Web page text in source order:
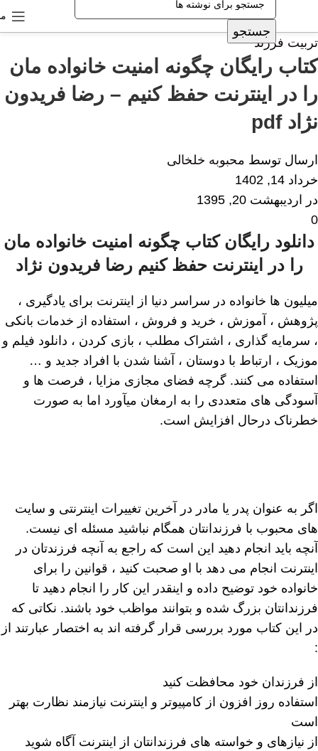
جستجو
تربیت فرزند
کتاب رایگان چگونه امنیت خانواده مان
را در اینترنت حفظ کنیم – رضا فریدون
نژاد pdf
ارسال توسط محبوبه خلخالی
خرداد 14, 1402
در اردیبهشت 20, 1395
0
دانلود رایگان کتاب چگونه امنیت خانواده مان
را در اینترنت حفظ کنیم رضا فریدون نژاد
میلیون ها خانواده در سراسر دنیا از اینترنت برای یادگیری ،
پژوهش ، آموزش ، خرید و فروش ، استفاده از خدمات بانکی
، سرمایه گذاری ، اشتراک مطلب ، بازی کردن ، دانلود فیلم و
موزیک ، ارتباط با دوستان ، آشنا شدن با افراد جدید و …
استفاده می کنند. گرچه فضای مجازی مزایا ، فرصت ها و
آسودگی های متعددی را به ارمغان میآورد اما به صورت
خطرناک درحال افزایش است.
اگر به عنوان پدر یا مادر در آخرین تغییرات اینترنتی و سایت
های محبوب با فرزندانتان همگام نباشید مسئله ای نیست.
آنچه باید انجام دهید این است که راجع به آنچه فرزندتان در
اینترنت انجام می دهد با او صحبت کنید ، قوانین را برای
خانواده خود توضیح داده و اینقدر این کار را انجام دهید تا
فرزندانتان بزرگ شده و بتوانند مواظب خود باشند. نکاتی که
در این کتاب مورد بررسی قرار گرفته اند به اختصار عبارتند از
:
از فرزندان خود محافظت کنید
استفاده روز افزون از کامپیوتر و اینترنت نیازمند نظارت بهتر
است
از نیازهای و خواسته های فرزندانتان از اینترنت آگاه شوید